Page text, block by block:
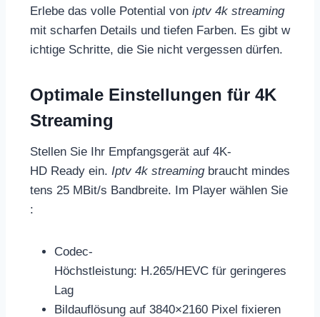
Erlebe das volle Potential von iptv 4k streaming
mit scharfen Details und tiefen Farben. Es gibt w
ichtige Schritte, die Sie nicht vergessen dürfen.
Optimale Einstellungen für 4K
Streaming
Stellen Sie Ihr Empfangsgerät auf 4K-
HD Ready ein. Iptv 4k streamingbraucht mindes
tens 25 MBit/s Bandbreite. Im Player wählen Sie
:
Codec-
Höchstleistung: H.265/HEVC für geringeres
Lag
Bildauflösung auf 3840×2160 Pixel fixieren